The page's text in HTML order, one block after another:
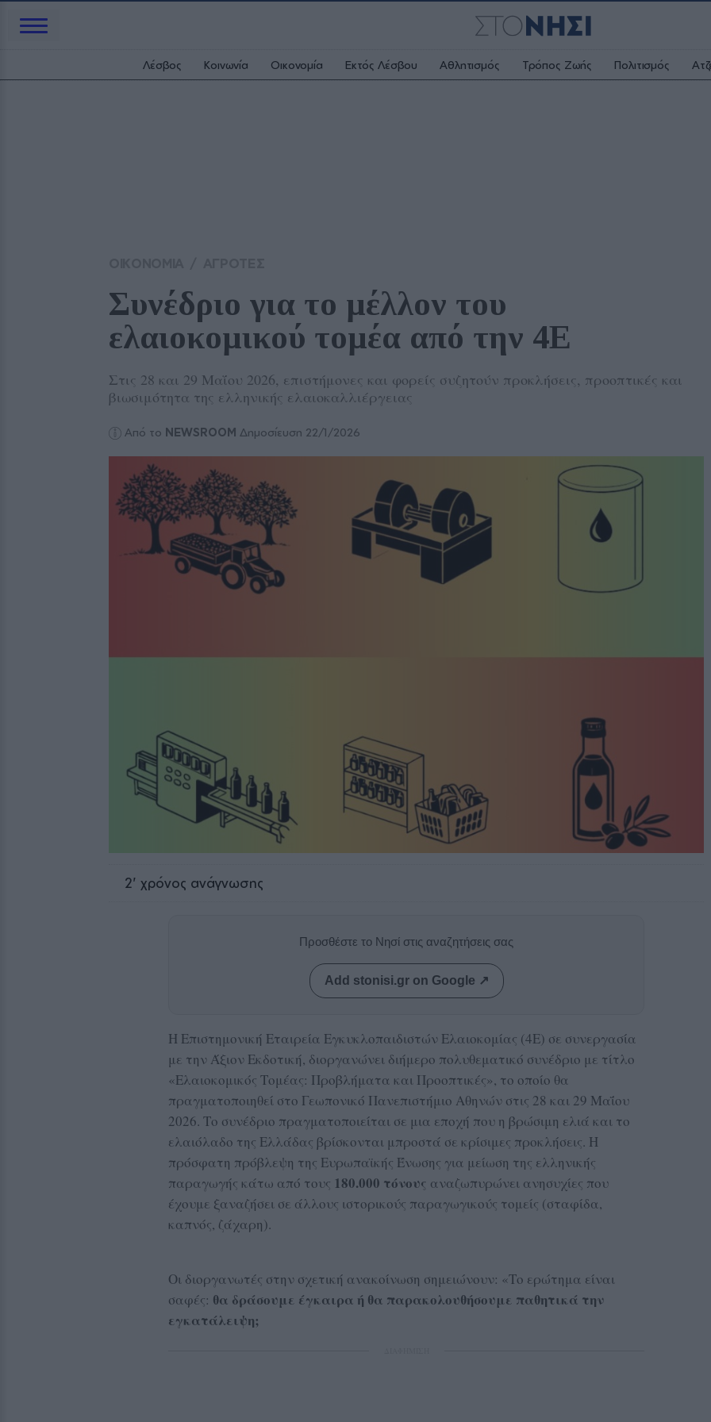
Λέσβος Κοινωνία Οικονομία Εκτός Λέσβου Αθλητισμός Τρόπος Ζωής Πολιτισμός
Συνέδριο για το μέλλον του
ελαιοκομικού τομέα από την 4Ε
Στις 28 και 29 Μαΐου 2026, επιστήμονες και φορείς συζητούν προκλήσεις, προοπτικές και
βιωσιμότητα της ελληνικής ελαιοκαλλιέργειας
Από το NEWSROOM Δημοσίευση 22/1/2026
2' χρόνος ανάγνωσης
Προσθέστε το Νησί στις αναζητήσεις σας
Add stonisi.gr on Google ↗
Η Επιστημονική Εταιρεία Εγκυκλοπαιδιστών Ελαιοκομίας (4Ε) σε συνεργασία
με την Άξιον Εκδοτική, διοργανώνει διήμερο πολυθεματικό συνέδριο με τίτλο
«Ελαιοκομικός Τομέας: Προβλήματα και Προοπτικές», το οποίο θα
πραγματοποιηθεί στο Γεωπονικό Πανεπιστήμιο Αθηνών στις 28 και 29 Μαΐου
2026. Το συνέδριο πραγματοποιείται σε μια εποχή που η βρώσιμη ελιά και το
ελαιόλαδο της Ελλάδας βρίσκονται μπροστά σε κρίσιμες προκλήσεις. Η
πρόσφατη πρόβλεψη της Ευρωπαϊκής Ένωσης για μείωση της ελληνικής
παραγωγής κάτω από τους 180.000 τόνους αναζωπυρώνει ανησυχίες που
έχουμε ξαναζήσει σε άλλους ιστορικούς παραγωγικούς τομείς (σταφίδα,
καπνός, ζάχαρη).
Οι διοργανωτές στην σχετική ανακοίνωση σημειώνουν: «Το ερώτημα είναι
σαφές: θα δράσουμε έγκαιρα ή θα παρακολουθήσουμε παθητικά την
εγκατάλειψη;